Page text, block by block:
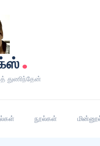
.
துணிந்தேன்
நூல்கள்